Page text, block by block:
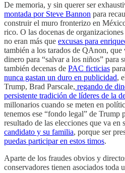
De memoria, y sin querer ser
montada por Steve Bannon para
construir el muro fronterizo en
rico. O las docenas de organizaciones
no eran más que excusas para
también a los tarados de QAnon,
dinero para “salvar a los niños” para
también decenas de PAC ficticias
nunca gastan un duro en publicidad,
Trump, Brad Parscale, regando de
persistente tradición de líderes de la
millonarios cuando se meten en
tenemos ese “fondo legal” de Trump
resultado de las elecciones que va en
candidato y su familia, porque ser
puedas participar en estos timos.
Aparte de los fraudes obvios y
conservadores tienen asociados toda